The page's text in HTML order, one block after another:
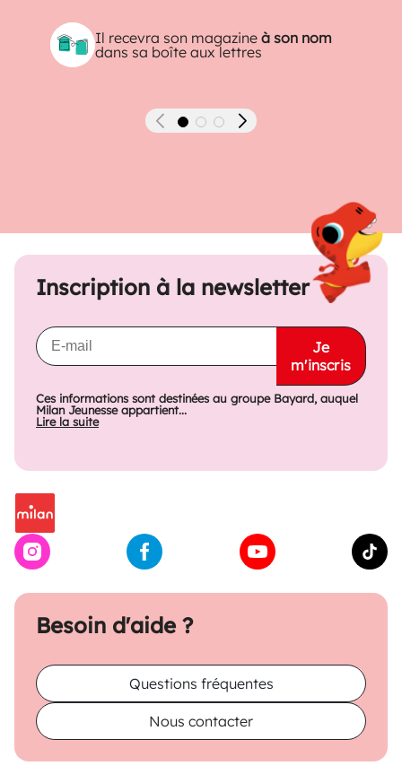
Il recevra son magazineà son nom
dans sa boîte aux lettres
Précédent Suivant
Besoin d'aide ?
Questions fréquentes
Nous contacter
Inscription à la newsletter
Je
m'inscris
Ces informations sont destinées au groupe Bayard, auquel
Milan Jeunesse appartient...
Lire la suite